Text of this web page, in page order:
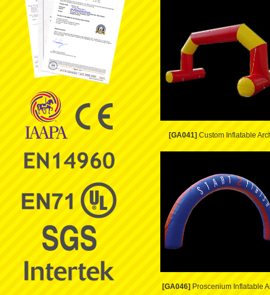
[GA041] Custom Inflatable
[GA046] Proscenium Inflatable